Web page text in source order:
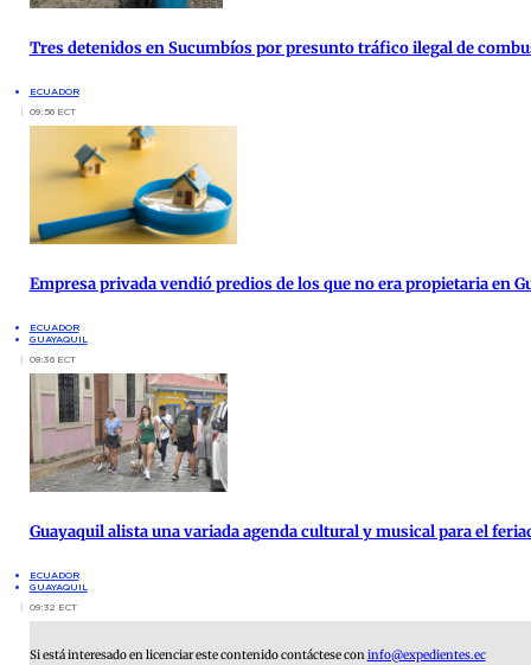
Tres detenidos en Sucumbíos por presunto tráfico ilegal de
ECUADOR
09:56 ECT
Empresa privada vendió predios de los que no era propietaria en
ECUADOR
GUAYAQUIL
09:36 ECT
Guayaquil alista una variada agenda cultural y musical para el
ECUADOR
GUAYAQUIL
09:32 ECT
Si está interesado en licenciar este contenido contáctese coninfo@expedientes.ec